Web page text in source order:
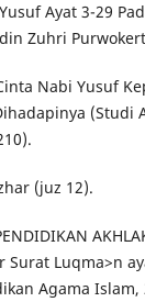
Ayat 3-29
Zuhri
Nabi Yusuf
(Studi
(juz 12).
Surat Luqma>n
Agama Islam,